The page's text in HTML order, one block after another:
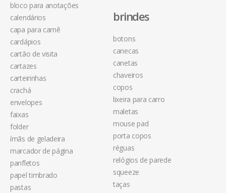
bloco para anotações
calendários
capa para carnê
cardápios
cartão de visita
cartazes
carteirinhas
crachá
envelopes
faixas
folder
ímãs de geladeira
marcador de página
panfletos
papel timbrado
pastas
brindes
botons
canecas
canetas
chaveiros
copos
lixeira para carro
maletas
mouse pad
porta copos
réguas
relógios de parede
squeeze
taças